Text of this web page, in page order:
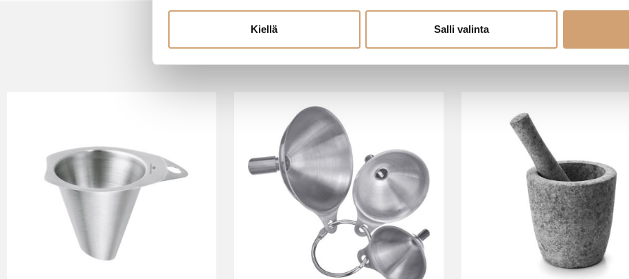
Kiellä Salli valinta
SAATAT TARVITA MYÖS NÄITÄ